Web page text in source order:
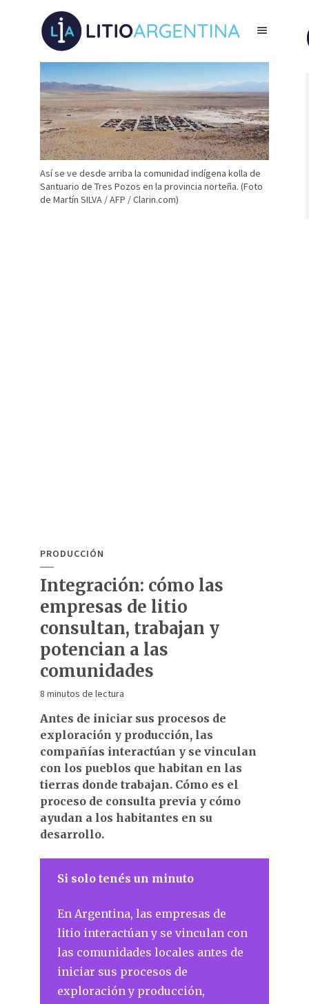
Así se ve desde arriba la comunidad indígena kolla de
Santuario de Tres Pozos en la provincia norteña. (Foto
de Martín SILVA / AFP / Clarin.com)
PRODUCCIÓN
Integración: cómo las
empresas de litio
consultan, trabajan y
potencian a las
comunidades
8 minutos de lectura
Antes de iniciar sus procesos de
exploración y producción, las
compañías interactúan y se vinculan
con los pueblos que habitan en las
tierras donde trabajan. Cómo es el
proceso de consulta previa y cómo
ayudan a los habitantes en su
desarrollo.
Si solo tenés un minuto
En Argentina, las empresas de
litio interactúan y se vinculan con
las comunidades locales antes de
iniciar sus procesos de
exploración y producción,